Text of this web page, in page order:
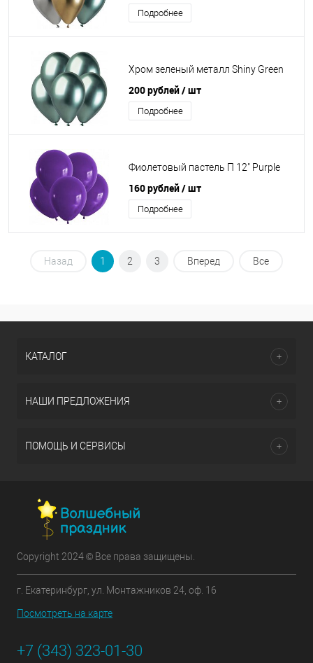
Подробнее
Хром зеленый металл Shiny Green
200 рублей/ шт
Подробнее
Фиолетовый пастель П 12" Purple
160 рублей/ шт
Подробнее
Назад 1 2 3 Вперед Все
КАТАЛОГ
НАШИ ПРЕДЛОЖЕНИЯ
ПОМОЩЬ И СЕРВИСЫ
Copyright 2024 © Все права защищены.
г. Екатеринбург, ул. Монтажников 24, оф. 16
Посмотреть на карте
+7 (343) 323-01-30